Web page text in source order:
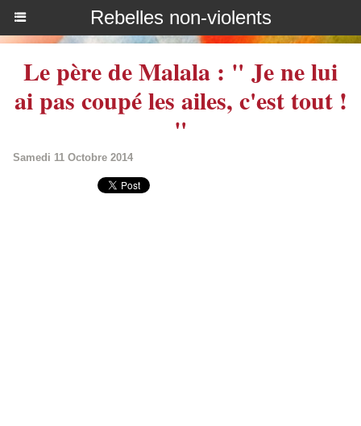
Rebelles non-violents
Le père de Malala : " Je ne lui
ai pas coupé les ailes, c'est tout !
"
Samedi 11 Octobre 2014